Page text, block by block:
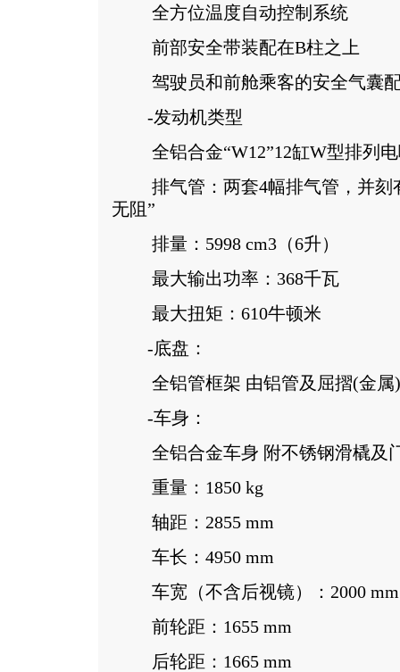
全方位温度自动控制系统
前部安全带装配在B柱之上
驾驶员和前舱乘客的安全气囊配
-发动机类型
全铝合金“W12”12缸W型排列电
排气管：两套4幅排气管，并刻
无阻”
排量：5998 cm3（6升）
最大输出功率：368千瓦
最大扭矩：610牛顿米
-底盘：
全铝管框架 由铝管及屈摺(金属)
-车身：
全铝合金车身 附不锈钢滑橇及
重量：1850 kg
轴距：2855 mm
车长：4950 mm
车宽（不含后视镜）：2000 mm
前轮距：1655 mm
后轮距：1665 mm